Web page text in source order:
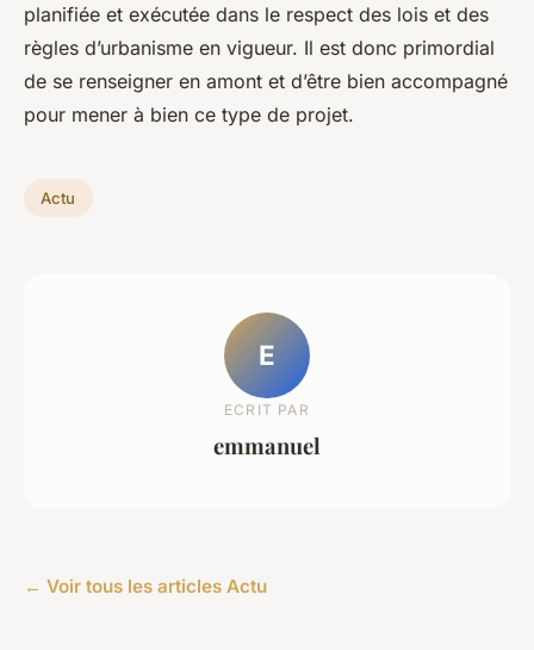
planifiée et exécutée dans le respect des lois et des
règles d’urbanisme en vigueur. Il est donc primordial
de se renseigner en amont et d’être bien accompagné
pour mener à bien ce type de projet.
Actu
E
ECRIT PAR
emmanuel
← Voir tous les articles Actu